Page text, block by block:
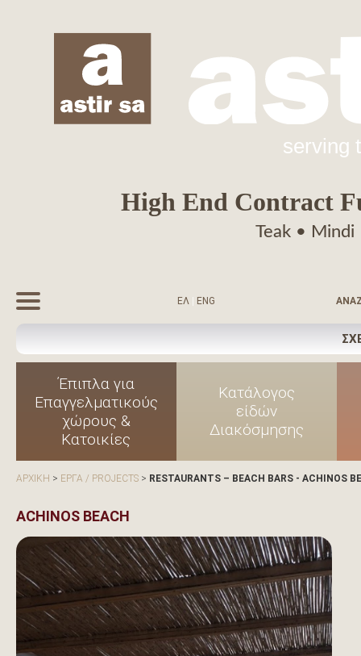
serving
High End Contract
Teak • Mindi
ΕΛ | ENG
Έπιπλα για
Επαγγελματικούς
χώρους &
Κατοικίες
Κατάλογος
είδών
Διακόσμησης
ΑΡΧΙΚΗ > ΕΡΓΑ / PROJECTS> RESTAURANTS – BEACH BARS - ACHINOS
ACHINOS BEACH